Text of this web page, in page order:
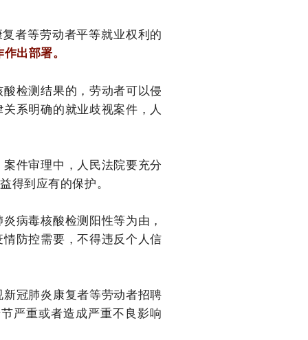
者等劳动者平等就业权利的
出部署。
检测结果的，劳动者可以侵
系明确的就业歧视案件，人
件审理中，人民法院要充分
得到应有的保护。
病毒核酸检测阳性等为由，
防控需要，不得违反个人信
冠肺炎康复者等劳动者招聘
严重或者造成严重不良影响